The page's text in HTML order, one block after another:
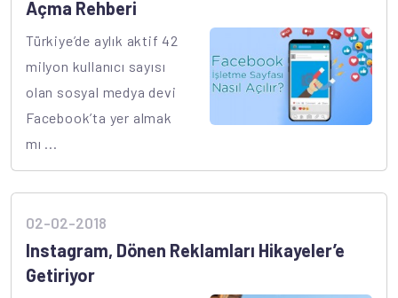
Açma Rehberi
Türkiye’de aylık aktif 42
milyon kullanıcı sayısı
olan sosyal medya devi
Facebook’ta yer almak
mı ...
02-02-2018
Instagram, Dönen Reklamları Hikayeler’e
Getiriyor